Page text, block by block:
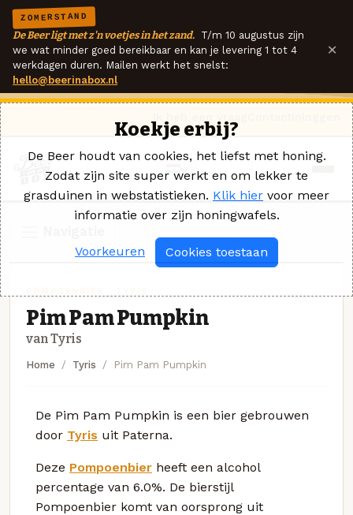
ZOMERSTAND
De Beer ligt met z'n voetjes in het zand. T/m 10 augustus zijn
we wat minder goed bereikbaar en kan je levering 1 tot 4
werkdagen duren. Mailen werkt het snelst:
hello@beerinabox.nl
×
Pim Pam Pumpkin
van Tyris
Home Tyris Pim Pam Pumpkin
De Pim Pam Pumpkin is een bier gebrouwen
door Tyris uit Paterna.
Deze Pompoenbier heeft een alcohol
percentage van 6.0%. De bierstijl
Pompoenbier komt van oorsprong uit
Koekje erbij?
De Beer houdt van cookies, het liefst met honing.
Zodat zijn site super werkt en om lekker te
grasduinen in webstatistieken. Klik hier voor meer
informatie over zijn honingwafels.
Voorkeuren Cookies toestaan